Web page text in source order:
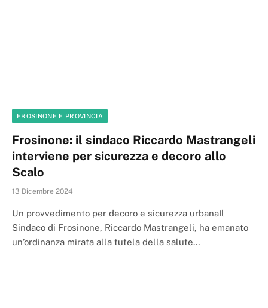
FROSINONE E PROVINCIA
Frosinone: il sindaco Riccardo Mastrangeli
interviene per sicurezza e decoro allo
Scalo
13 Dicembre 2024
Un provvedimento per decoro e sicurezza urbanaIl
Sindaco di Frosinone, Riccardo Mastrangeli, ha emanato
un’ordinanza mirata alla tutela della salute…